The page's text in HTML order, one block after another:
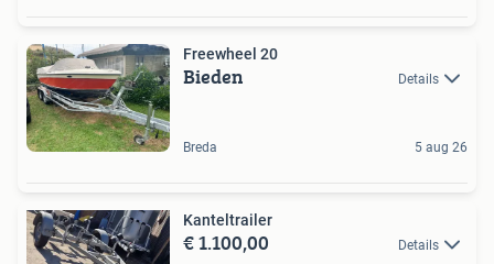
Freewheel 20
Bieden Details
Breda 5 aug 26
Kanteltrailer
€ 1.100,00 Details